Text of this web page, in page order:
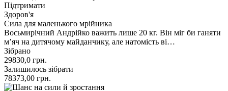
Підтримати
Здоров'я
Сила для маленького мрійника
Восьмирічний Андрійко важить лише 20 кг. Він міг би ганяти
мʼяч на дитячому майданчику, але натомість ві…
Зібрано
29830,0 грн.
Залишилось зібрати
78373,00 грн.